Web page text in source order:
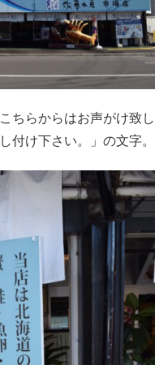
ちらからはお声がけ致し
付け下さい。」の文字。